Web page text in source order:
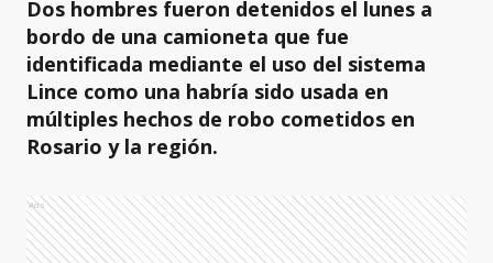
Dos hombres fueron detenidos el lunes a
bordo de una camioneta que fue
identificada mediante el uso del sistema
Lince como una habría sido usada en
múltiples hechos de robo cometidos en
Rosario y la región.
Ads